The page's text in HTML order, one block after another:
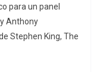
para un panel
Anthony
Stephen King, The